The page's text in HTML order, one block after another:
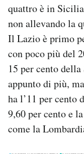
quattro è in
non allevando la
Il Lazio è primo
con poco più del
15 per cento
appunto di più,
ha l’11 per
9,60 per cento e
come la